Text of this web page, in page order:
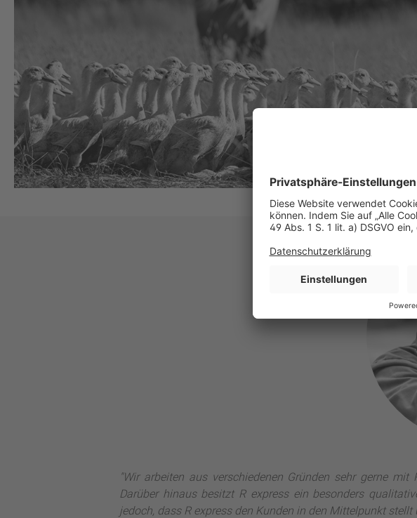
"Wir arbeiten aus verschiedenen Gründen sehr gerne
Darüber hinaus besitzt R express ein besonders
jedoch, dass R express den Kunden in den Mittelpunkt